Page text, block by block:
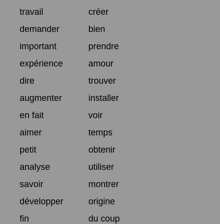
travail
créer
demander
bien
important
prendre
expérience
amour
dire
trouver
augmenter
installer
en fait
voir
aimer
temps
petit
obtenir
analyse
utiliser
savoir
montrer
développer
origine
fin
du coup